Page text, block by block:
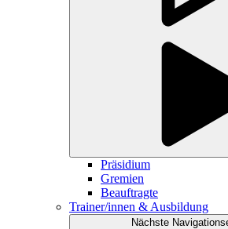
Präsidium
Gremien
Beauftragte
Trainer/innen & Ausbildung
Nächste